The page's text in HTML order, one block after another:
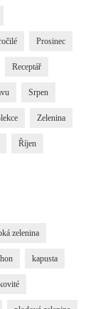
Prosinec
Receptář
Srpen
Zelenina
Říjen
zelenina
kapusta